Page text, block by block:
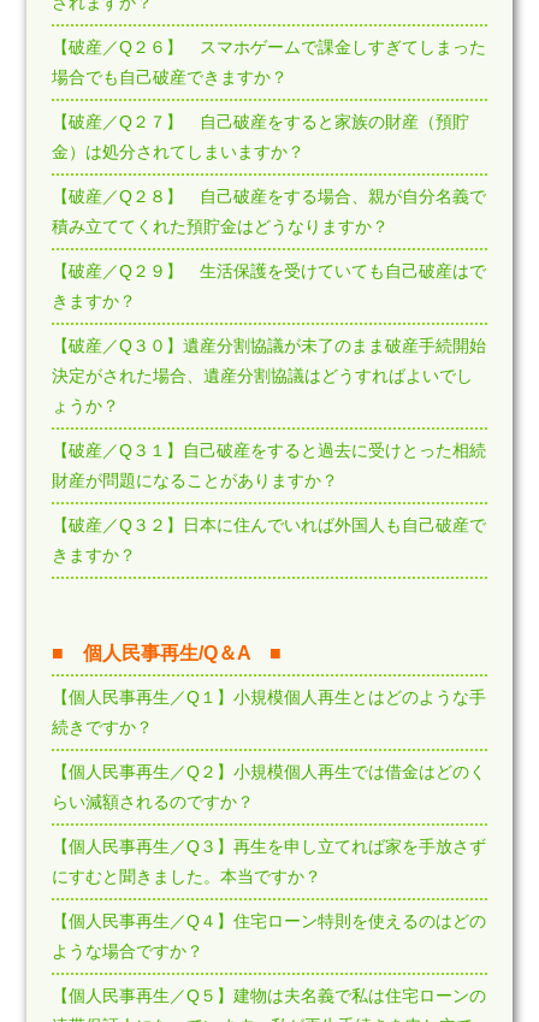
【破産／Q２６】 スマホゲームで課金しすぎてしまった
場合でも自己破産できますか？
【破産／Q２７】 自己破産をすると家族の財産（預貯
金）は処分されてしまいますか？
【破産／Q２８】 自己破産をする場合、親が自分名義で
積み立ててくれた預貯金はどうなりますか？
【破産／Q２９】 生活保護を受けていても自己破産はで
きますか？
【破産／Q３０】遺産分割協議が未了のまま破産手続開始
決定がされた場合、遺産分割協議はどうすればよいでし
ょうか？
【破産／Q３１】自己破産をすると過去に受けとった相続
財産が問題になることがありますか？
【破産／Q３２】日本に住んでいれば外国人も自己破産で
きますか？
■ 個人民事再生/Q＆A ■
【個人民事再生／Q１】小規模個人再生とはどのような手
続きですか？
【個人民事再生／Q２】小規模個人再生では借金はどのく
らい減額されるのですか？
【個人民事再生／Q３】再生を申し立てれば家を手放さず
にすむと聞きました。本当ですか？
【個人民事再生／Q４】住宅ローン特則を使えるのはどの
ような場合ですか？
【個人民事再生／Q５】建物は夫名義で私は住宅ローンの